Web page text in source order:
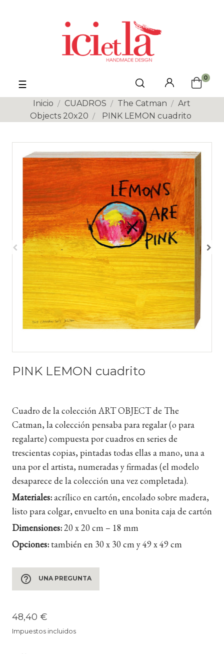
Navegación
de
palanca
☰
0
Inicio CUADROS The Catman
Art
Objects 20x20
PINK LEMON cuadrito
PINK LEMON cuadrito
Cuadro de la colección ART OBJECT de The
Catman, la colección pensaba para regalar (o para
regalarte) compuesta por cuadros en series de
trescientas copias, pintadas todas ellas a mano, una a
una por el artista, numeradas y firmadas (el modelo
desaparece de la colección una vez completada).
Materiales:acrílico en cartón, encolado sobre madera,
listo para colgar, envuelto en una bonita caja de cartón
Dimensiones:20 x 20 cm – 18 mm
Opciones:también en 30 x 30 cm y 49 x 49 cm
help_outline UNA PREGUNTA
48,40 €
Impuestos incluidos